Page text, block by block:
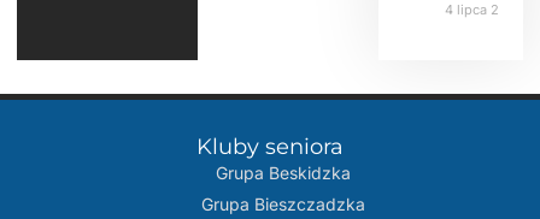
4 lipca 2026
Kluby seniora
Grupa Beskidzka​
Grupa Bieszczadzka